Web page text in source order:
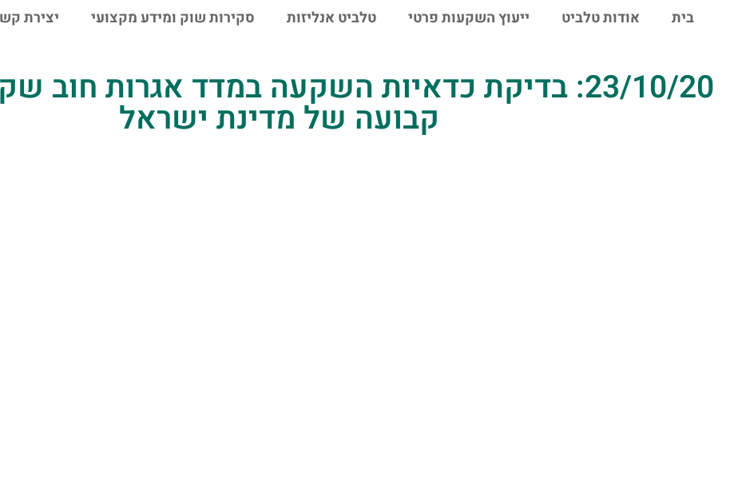
בית אודות טלביט ייעוץ השקעות פרטי טלביט אנליזות סקירות שוק ומידע מקצועי יצירת
23/10/20: בדיקת כדאיות השקעה במדד אגרות חוב
קבועה של מדינת ישראל